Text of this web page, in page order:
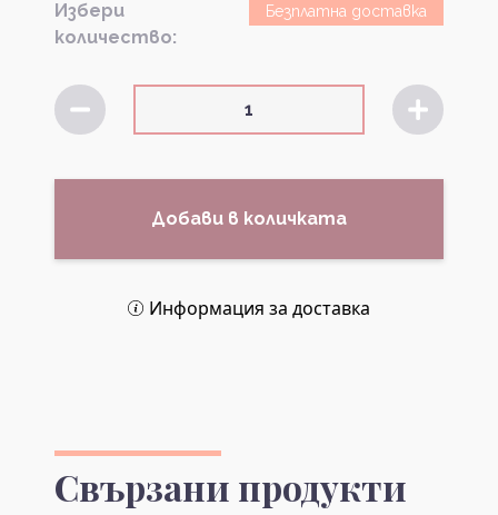
Избери
количество:
Безплатна доставка
Добави в количката
Информация за доставка
Свързани продукти